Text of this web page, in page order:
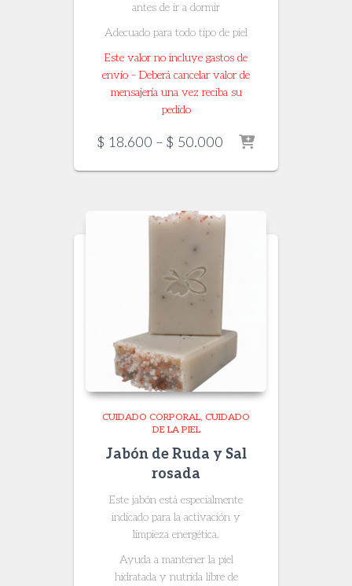
antes de ir a dormir
Adecuado para todo tipo de piel
Este valor no incluye gastos de
envío – Deberá cancelar valor de
mensajería una vez reciba su
pedido
$ 18.600 – $ 50.000 Price
$ 18.600
CUIDADO CORPORAL CUIDADO
DE LA PIEL
Jabón de Ruda y Sal
rosada
Este jabón está especialmente
indicado para la activación y
limpieza energética.
Ayuda a mantener la piel
hidratada y nutrida libre de